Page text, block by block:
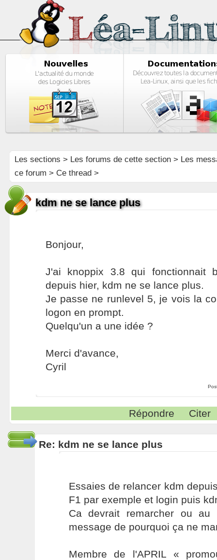
Les sections > Les forums de cette section> Les
ce forum > Ce thread >
kdm ne se lance plus
Bonjour,
J'ai knoppix 3.8 qui fonctionnait
depuis hier, kdm ne se lance plus.
Je passe ne runlevel 5, je vois la
logon en prompt.
Quelqu'un a une idée ?
Merci d'avance,
Cyril
Répondre Citer
Re: kdm ne se lance plus
Essaies de relancer kdm
F1 par exemple et login puis
Ca devrait remarcher ou
message de pourquoi ça ne
Membre de l'APRIL «